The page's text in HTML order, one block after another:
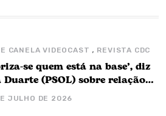
CANELA VIDEOCAST , REVISTA CDC
se quem está na base’, diz
Duarte (PSOL) sobre relação
governo Barbalho
JULHO DE 2026